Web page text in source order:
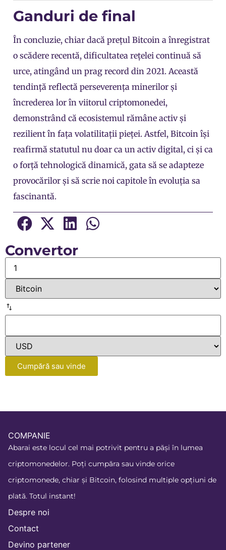
Convertor
Cumpără sau vinde
Ganduri de final
În concluzie, chiar dacă prețul Bitcoin a înregistrat
o scădere recentă, dificultatea rețelei continuă să
urce, atingând un prag record din 2021. Această
tendință reflectă perseverența minerilor și
încrederea lor în viitorul criptomonedei,
demonstrând că ecosistemul rămâne activ și
rezilient în fața volatilitații pieței. Astfel, Bitcoin își
reafirmă statutul nu doar ca un activ digital, ci și ca
o forță tehnologică dinamică, gata să se adapteze
provocărilor și să scrie noi capitole în evoluția sa
fascinantă.
COMPANIE
Abarai este locul cel mai potrivit pentru a păși în lumea
criptomonedelor. Poți cumpăra sau vinde orice
criptomonede, chiar și Bitcoin, folosind multiple opțiuni de
plată. Totul instant!
Despre noi
Contact
Devino partener